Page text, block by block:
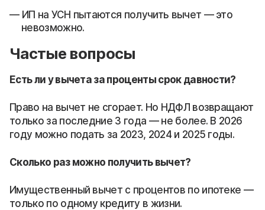
ИП на УСН пытаются получить вычет — это
невозможно.
Частые вопросы
Есть ли у вычета за проценты срок давности?
Право на вычет не сгорает. Но НДФЛ возвращают
только за последние 3 года — не более. В 2026
году можно подать за 2023, 2024 и 2025 годы.
Сколько раз можно получить вычет?
Имущественный вычет с процентов по ипотеке —
только по одному кредиту в жизни.